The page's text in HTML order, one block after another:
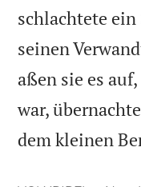
schlachtete
seinen
aßen sie es
war,
dem kleinen